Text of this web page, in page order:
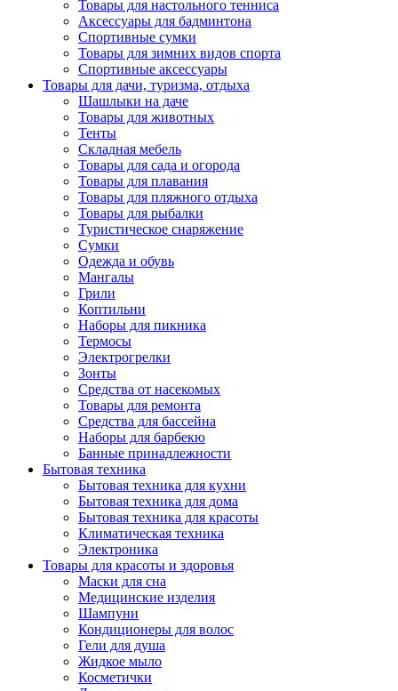
Товары для настольного тенниса
Аксессуары для бадминтона
Спортивные сумки
Товары для зимних видов спорта
Спортивные аксессуары
Товары для дачи, туризма, отдыха
Шашлыки на даче
Товары для животных
Тенты
Складная мебель
Товары для сада и огорода
Товары для плавания
Товары для пляжного отдыха
Товары для рыбалки
Туристическое снаряжение
Сумки
Одежда и обувь
Мангалы
Грили
Коптильни
Наборы для пикника
Термосы
Электрогрелки
Зонты
Средства от насекомых
Товары для ремонта
Средства для бассейна
Наборы для барбекю
Банные принадлежности
Бытовая техника
Бытовая техника для кухни
Бытовая техника для дома
Бытовая техника для красоты
Климатическая техника
Электроника
Товары для красоты и здоровья
Маски для сна
Медицинские изделия
Шампуни
Кондиционеры для волос
Гели для душа
Жидкое мыло
Косметички